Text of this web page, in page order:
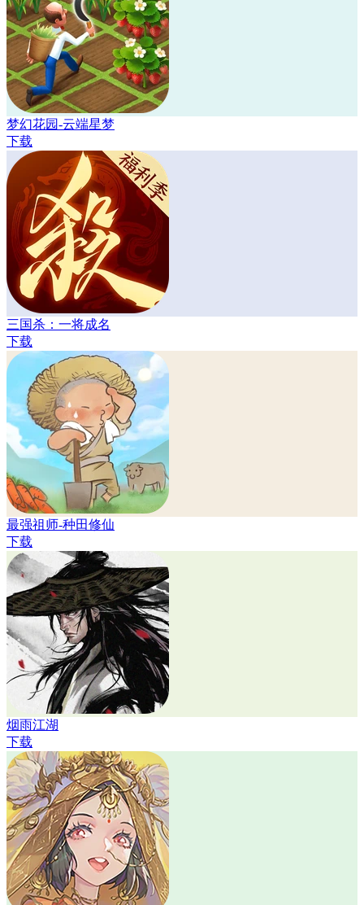
梦幻花园-云端星梦
下载
三国杀：一将成名
下载
最强祖师-种田修仙
下载
烟雨江湖
下载